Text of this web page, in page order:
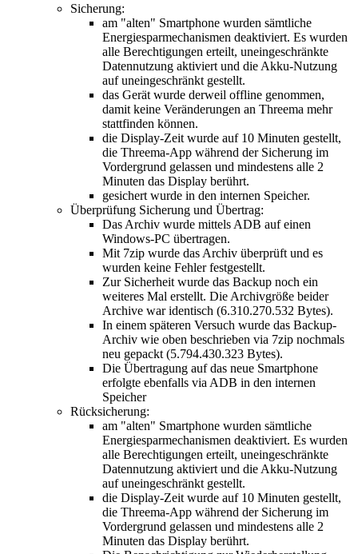
Sicherung:
am "alten" Smartphone wurden sämtliche
Energiesparmechanismen deaktiviert. Es wurden
alle Berechtigungen erteilt, uneingeschränkte
Datennutzung aktiviert und die Akku-Nutzung
auf uneingeschränkt gestellt.
das Gerät wurde derweil offline genommen,
damit keine Veränderungen an Threema mehr
stattfinden können.
die Display-Zeit wurde auf 10 Minuten gestellt,
die Threema-App während der Sicherung im
Vordergrund gelassen und mindestens alle 2
Minuten das Display berührt.
gesichert wurde in den internen Speicher.
Überprüfung Sicherung und Übertrag:
Das Archiv wurde mittels ADB auf einen
Windows-PC übertragen.
Mit 7zip wurde das Archiv überprüft und es
wurden keine Fehler festgestellt.
Zur Sicherheit wurde das Backup noch ein
weiteres Mal erstellt. Die Archivgröße beider
Archive war identisch (6.310.270.532 Bytes).
In einem späteren Versuch wurde das Backup-
Archiv wie oben beschrieben via 7zip nochmals
neu gepackt (5.794.430.323 Bytes).
Die Übertragung auf das neue Smartphone
erfolgte ebenfalls via ADB in den internen
Speicher
Rücksicherung:
am "alten" Smartphone wurden sämtliche
Energiesparmechanismen deaktiviert. Es wurden
alle Berechtigungen erteilt, uneingeschränkte
Datennutzung aktiviert und die Akku-Nutzung
auf uneingeschränkt gestellt.
die Display-Zeit wurde auf 10 Minuten gestellt,
die Threema-App während der Sicherung im
Vordergrund gelassen und mindestens alle 2
Minuten das Display berührt.